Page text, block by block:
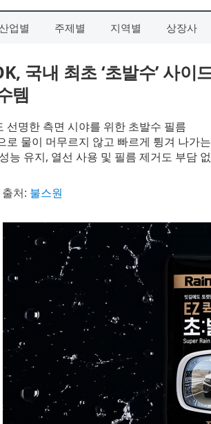
업별 주제별 지역별 상장사
국내 최초 ‘초발수’ 사
템
선명한 측면 시야를 위한 초발수 필름
로 물이 머무르지 않고 빠르게 튕겨 나가
능 유지, 열선 사용 및 필름 제거도 부담
출처: 불스원